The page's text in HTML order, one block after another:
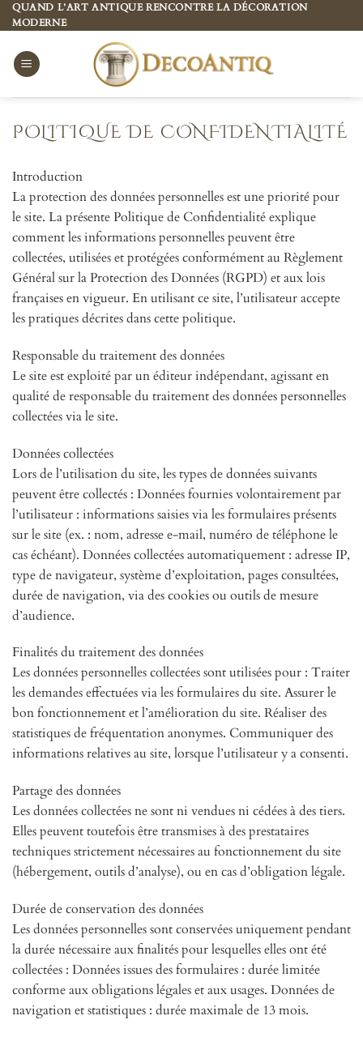
Passer
au
contenu
QUAND L’ART ANTIQUE RENCONTRE LA DÉCORATION
MODERNE
POLITIQUE DE CONFIDENTIALITÉ
Introduction
La protection des données personnelles est une priorité pour
le site. La présente Politique de Confidentialité explique
comment les informations personnelles peuvent être
collectées, utilisées et protégées conformément au Règlement
Général sur la Protection des Données (RGPD) et aux lois
françaises en vigueur. En utilisant ce site, l’utilisateur accepte
les pratiques décrites dans cette politique.
Responsable du traitement des données
Le site est exploité par un éditeur indépendant, agissant en
qualité de responsable du traitement des données personnelles
collectées via le site.
Données collectées
Lors de l’utilisation du site, les types de données suivants
peuvent être collectés : Données fournies volontairement par
l’utilisateur : informations saisies via les formulaires présents
sur le site (ex. : nom, adresse e-mail, numéro de téléphone le
cas échéant). Données collectées automatiquement : adresse IP,
type de navigateur, système d’exploitation, pages consultées,
durée de navigation, via des cookies ou outils de mesure
d’audience.
Finalités du traitement des données
Les données personnelles collectées sont utilisées pour : Traiter
les demandes effectuées via les formulaires du site. Assurer le
bon fonctionnement et l’amélioration du site. Réaliser des
statistiques de fréquentation anonymes. Communiquer des
informations relatives au site, lorsque l’utilisateur y a consenti.
Partage des données
Les données collectées ne sont ni vendues ni cédées à des tiers.
Elles peuvent toutefois être transmises à des prestataires
techniques strictement nécessaires au fonctionnement du site
(hébergement, outils d’analyse), ou en cas d’obligation légale.
Durée de conservation des données
Les données personnelles sont conservées uniquement pendant
la durée nécessaire aux finalités pour lesquelles elles ont été
collectées : Données issues des formulaires : durée limitée
conforme aux obligations légales et aux usages. Données de
navigation et statistiques : durée maximale de 13 mois.